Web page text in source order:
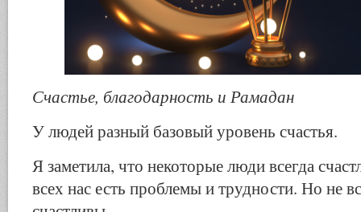
Счастье, благодарность и Рамадан
У людей разный базовый уровень счастья.
Я заметила, что некоторые люди всегда
всех нас есть проблемы и трудности. Но не